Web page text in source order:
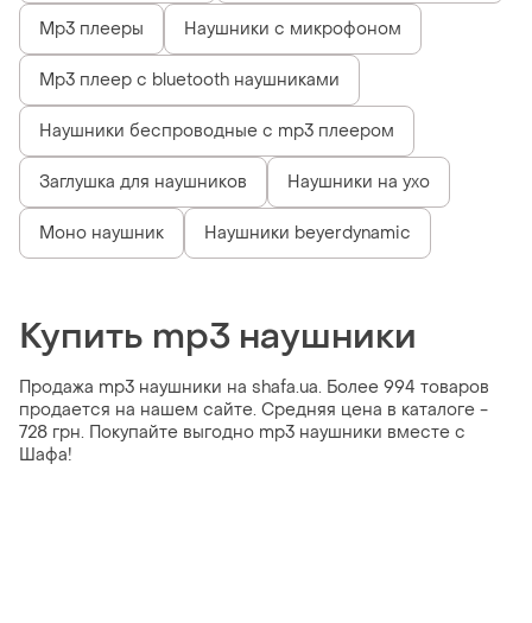
Mp3 плееры Наушники с микрофоном
Mp3 плеер с bluetooth наушниками
Наушники беспроводные с mp3 плеером
Заглушка для наушников Наушники на ухо
Моно наушник Наушники beyerdynamic
Купить mp3 наушники
Продажа mp3 наушники на shafa.ua. Более 994 товаров
продается на нашем сайте. Средняя цена в каталоге -
728 грн. Покупайте выгодно mp3 наушники вместе с
Шафа!